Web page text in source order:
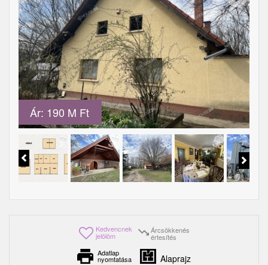
Ár: 190 M Ft
Kedvencnek
jelölöm
Árcsökkenés
értesítés
Adatlap
nyomtatása Alaprajz